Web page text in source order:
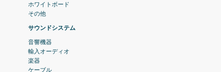
ホワイトボード
その他
サウンドシステム
音響機器
輸入オーディオ
楽器
ケーブル